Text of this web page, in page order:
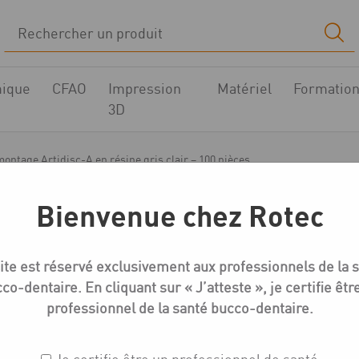
CFAO
Impression
3D
Matériel
Artidisc-A en résine gris clair – 100 pièces
Plaques de montage
gris clair – 100 pièces
Bienvenue chez Rotec
est réservé exclusivement aux professionnels de la
dentaire. En cliquant sur « J’atteste », je certifie
professionnel de la santé bucco-dentaire.